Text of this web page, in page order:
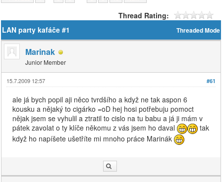
Thread Rating:
Threaded Mode
LAN party kafáče #1
Marinak
Junior Member
#61
15.7.2009 12:57
ale já bych popil aji něco tvrdšího a když ne tak aspon 6
kousku a nějaký to cigárko =oD hej hosi potřebuju pomoct
nějak jsem se vyhulil a ztratil to cislo na tu babu a já ji mám v
pátek zavolat o ty klíče někomu z vás jsem ho daval
tak
když ho napíšete ušetříte mi mnoho práce Marinák